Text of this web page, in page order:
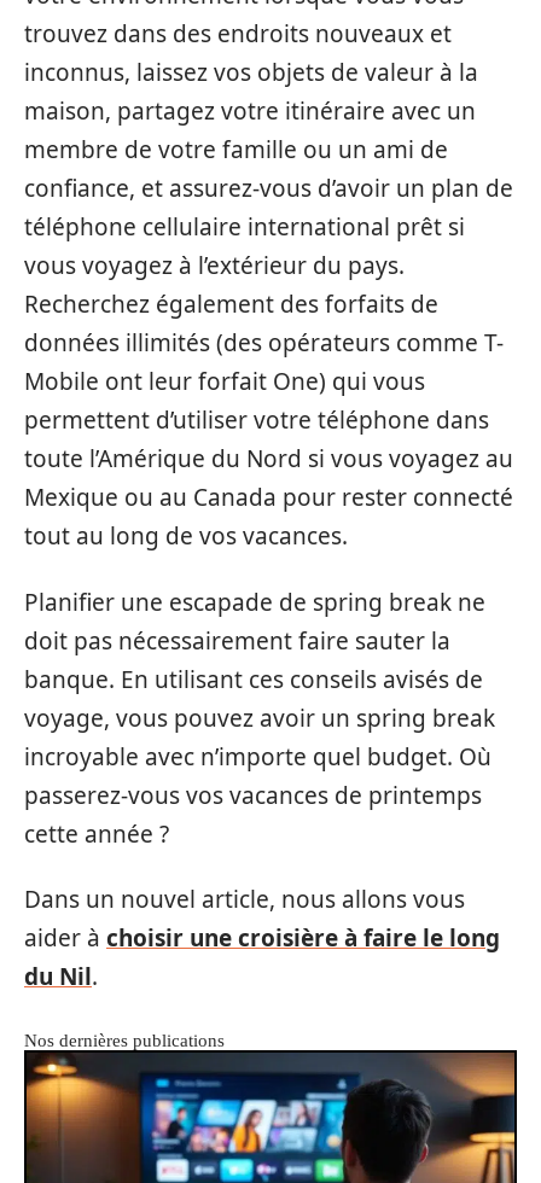
trouvez dans des endroits nouveaux et
inconnus, laissez vos objets de valeur à la
maison, partagez votre itinéraire avec un
membre de votre famille ou un ami de
confiance, et assurez-vous d’avoir un plan de
téléphone cellulaire international prêt si
vous voyagez à l’extérieur du pays.
Recherchez également des forfaits de
données illimités (des opérateurs comme T-
Mobile ont leur forfait One) qui vous
permettent d’utiliser votre téléphone dans
toute l’Amérique du Nord si vous voyagez au
Mexique ou au Canada pour rester connecté
tout au long de vos vacances.
Planifier une escapade de spring break ne
doit pas nécessairement faire sauter la
banque. En utilisant ces conseils avisés de
voyage, vous pouvez avoir un spring break
incroyable avec n’importe quel budget. Où
passerez-vous vos vacances de printemps
cette année ?
Dans un nouvel article, nous allons vous
aider à choisir une croisière à faire le long
du Nil.
Nos dernières publications